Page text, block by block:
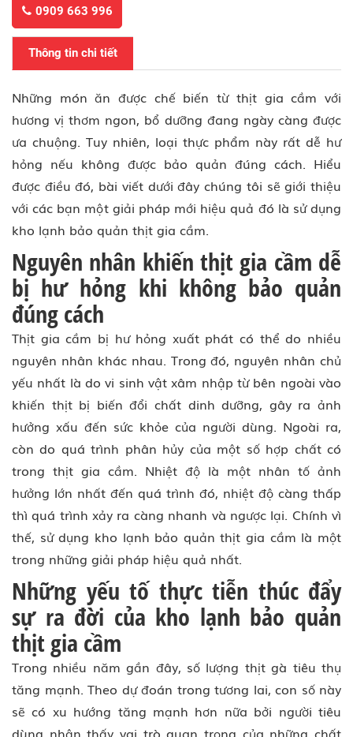
0909 663 996
Thông tin chi tiết
Những món ăn được chế biến từ thịt gia cầm với
hương vị thơm ngon, bổ dưỡng đang ngày càng được
ưa chuộng. Tuy nhiên, loại thực phẩm này rất dễ hư
hỏng nếu không được bảo quản đúng cách. Hiểu
được điều đó, bài viết dưới đây chúng tôi sẽ giới thiệu
với các bạn một giải pháp mới hiệu quả đó là sử dụng
kho lạnh bảo quản thịt gia cầm.
Nguyên nhân khiến thịt gia cầm dễ
bị hư hỏng khi không bảo quản
đúng cách
Thịt gia cầm bị hư hỏng xuất phát có thể do nhiều
nguyên nhân khác nhau. Trong đó, nguyên nhân chủ
yếu nhất là do vi sinh vật xâm nhập từ bên ngoài vào
khiến thịt bị biến đổi chất dinh dưỡng, gây ra ảnh
hưởng xấu đến sức khỏe của người dùng. Ngoài ra,
còn do quá trình phân hủy của một số hợp chất có
trong thịt gia cầm. Nhiệt độ là một nhân tố ảnh
hưởng lớn nhất đến quá trình đó, nhiệt độ càng thấp
thì quá trình xảy ra càng nhanh và ngược lại. Chính vì
thế, sử dụng kho lạnh bảo quản thịt gia cầm là một
trong những giải pháp hiệu quả nhất.
Những yếu tố thực tiễn thúc đẩy
sự ra đời của kho lạnh bảo quản
thịt gia cầm
Trong nhiều năm gần đây, số lượng thịt gà tiêu thụ
tăng mạnh. Theo dự đoán trong tương lai, con số này
sẽ có xu hướng tăng mạnh hơn nữa bởi người tiêu